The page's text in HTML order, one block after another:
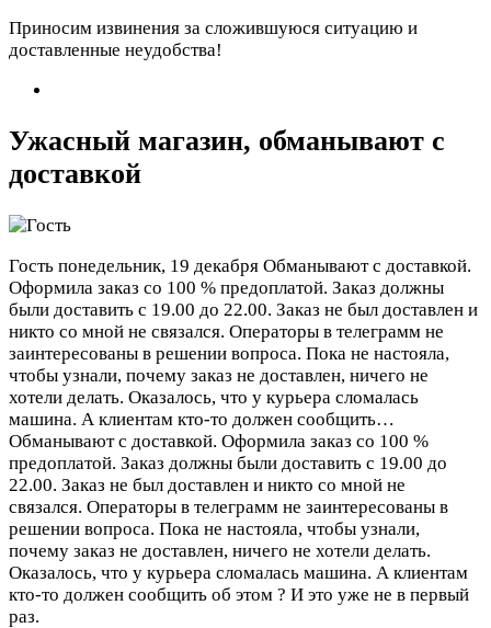
Приносим извинения за сложившуюся ситуацию и
доставленные неудобства!
Ужасный магазин, обманывают с
доставкой
Гость понедельник, 19 декабря Обманывают с доставкой.
Оформила заказ со 100 % предоплатой. Заказ должны
были доставить с 19.00 до 22.00. Заказ не был доставлен и
никто со мной не связался. Операторы в телеграмм не
заинтересованы в решении вопроса. Пока не настояла,
чтобы узнали, почему заказ не доставлен, ничего не
хотели делать. Оказалось, что у курьера сломалась
машина. А клиентам кто-то должен сообщить…
Обманывают с доставкой. Оформила заказ со 100 %
предоплатой. Заказ должны были доставить с 19.00 до
22.00. Заказ не был доставлен и никто со мной не
связался. Операторы в телеграмм не заинтересованы в
решении вопроса. Пока не настояла, чтобы узнали,
почему заказ не доставлен, ничего не хотели делать.
Оказалось, что у курьера сломалась машина. А клиентам
кто-то должен сообщить об этом ? И это уже не в первый
раз.